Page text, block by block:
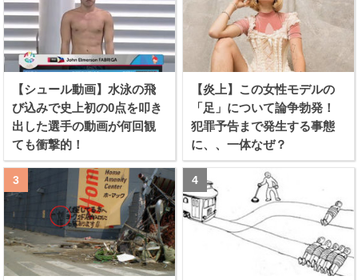
【シュール動画】水泳の飛
び込みで史上初の0点を叩き
出した選手の動画が何回観
ても衝撃的！
【炎上】この女性モデルの
「足」について論争勃発！
犯罪予告まで発生する事態
に、、一体なぜ？